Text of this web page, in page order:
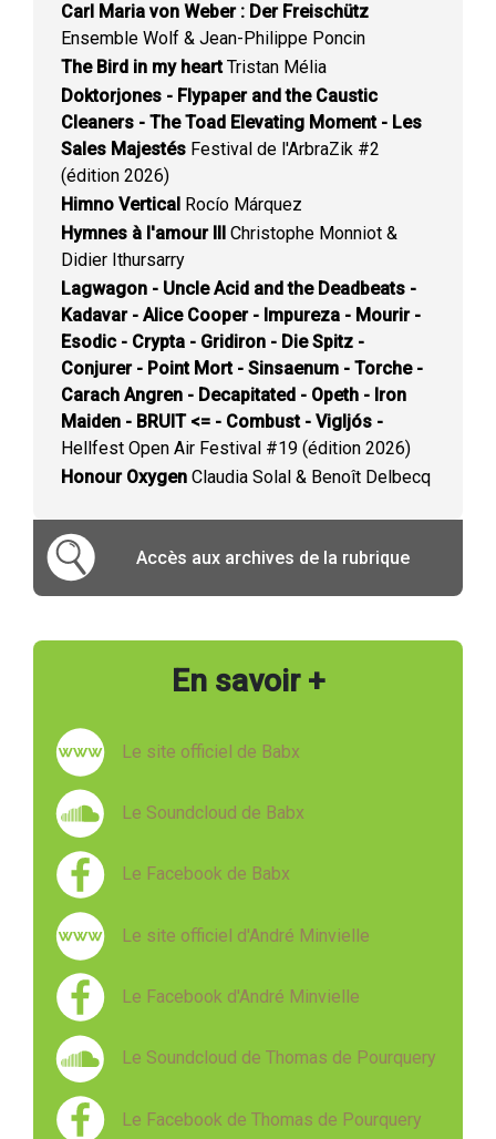
Carl Maria von Weber : Der Freischütz
Ensemble Wolf & Jean-Philippe Poncin
The Bird in my heartTristan Mélia
Doktorjones - Flypaper and the Caustic
Cleaners - The Toad Elevating Moment - Les
Sales Majestés Festival de l'ArbraZik #2
(édition 2026)
Himno Vertical Rocío Márquez
Hymnes à l'amour III Christophe Monniot &
Didier Ithursarry
Lagwagon - Uncle Acid and the Deadbeats -
Kadavar - Alice Cooper - Impureza - Mourir -
Esodic - Crypta - Gridiron - Die Spitz -
Conjurer - Point Mort - Sinsaenum - Torche -
Carach Angren - Decapitated - Opeth - Iron
Maiden - BRUIT <= - Combust - Vigljós -
Hellfest Open Air Festival #19 (édition 2026)
Honour Oxygen Claudia Solal & Benoît Delbecq
Accès aux archives de la rubrique
En savoir +
Le site officiel de Babx
Le Soundcloud de Babx
Le Facebook de Babx
Le site officiel d'André Minvielle
Le Facebook d'André Minvielle
Le Soundcloud de Thomas de Pourquery
Le Facebook de Thomas de Pourquery